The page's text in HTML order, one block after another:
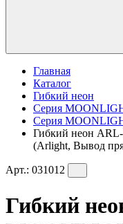
Главная
Каталог
Гибкий неон
Серия
Серия
Гибкий неон
(Arlight, Вывод
Арт.: 031012
Гибкий